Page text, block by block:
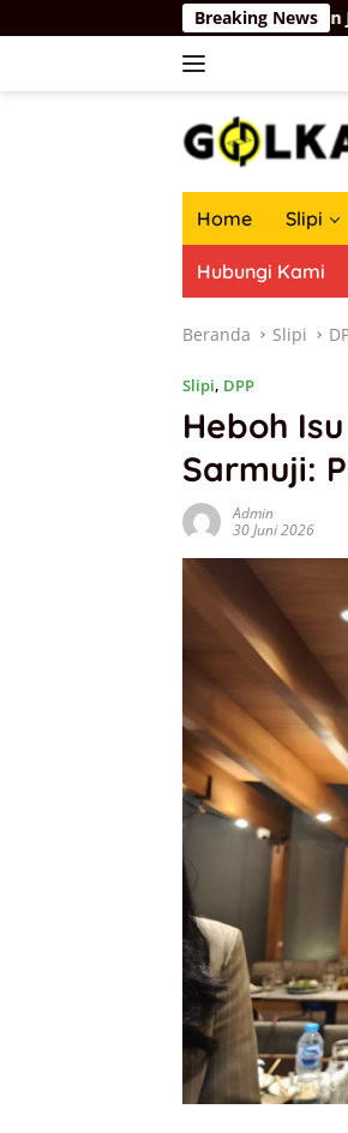
ke
Breaking News
Membangun Jembatan
Home Slipi
Hubungi Kami
Beranda Slipi
Slipi, DPP
Heboh
Sarmuji:
Admin
30 Juni 2026